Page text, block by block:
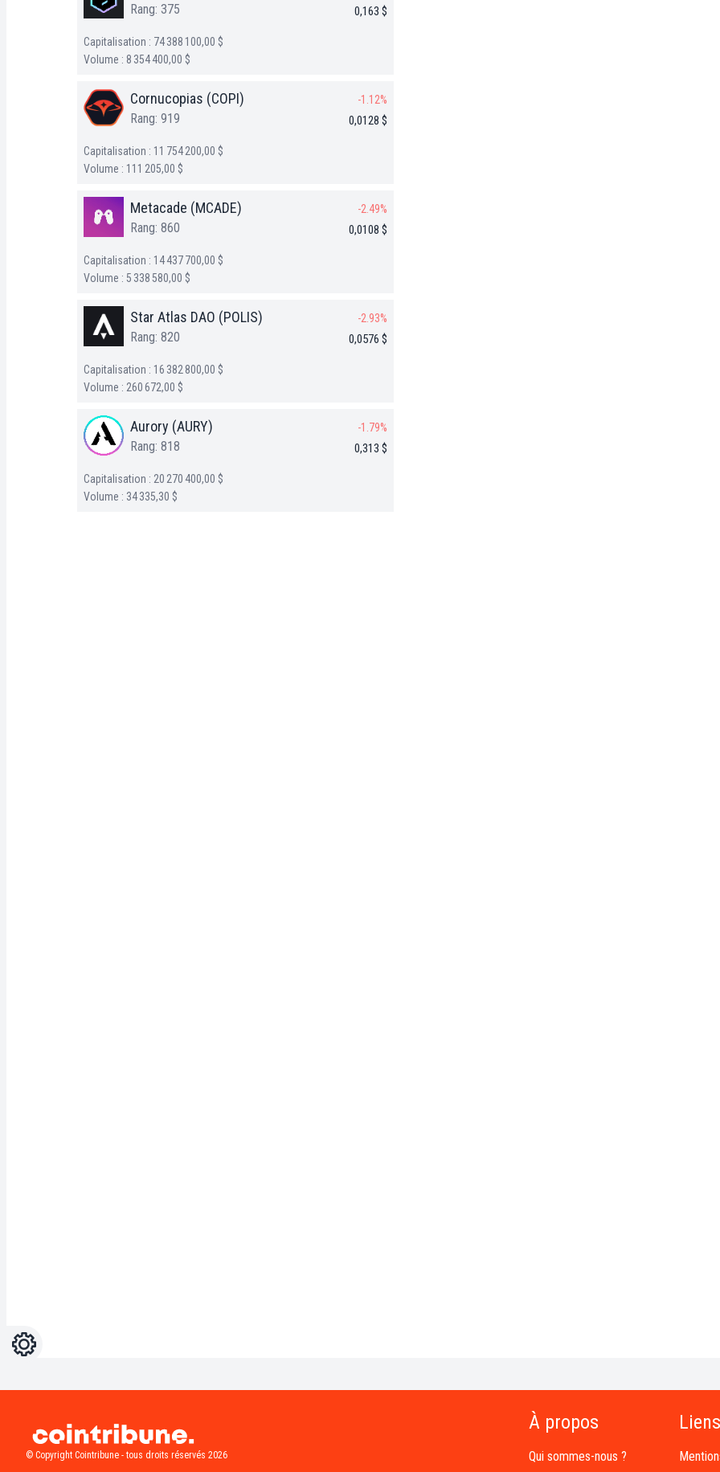
Rang: 375 0,163 $
Capitalisation : 74 388 100,00 $
Volume : 8 354 400,00 $
Cornucopias (COPI)
Rang: 919
-1.12%
0,0128 $
Capitalisation : 11 754 200,00 $
Volume : 111 205,00 $
Metacade (MCADE)
Rang: 860
-2.49%
0,0108 $
Capitalisation : 14 437 700,00 $
Volume : 5 338 580,00 $
Star Atlas DAO (POLIS)
Rang: 820
-2.93%
0,0576 $
Capitalisation : 16 382 800,00 $
Volume : 260 672,00 $
Aurory (AURY)
Rang: 818
-1.79%
0,313 $
Capitalisation : 20 270 400,00 $
Volume : 34 335,30 $
Réglages
© Copyright Cointribune - tous droits réservés 2026
À propos
Qui sommes-nous ?